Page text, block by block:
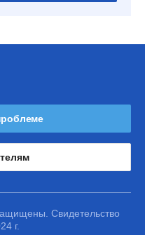
Свидетельство
г.